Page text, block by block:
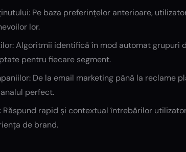
Pe baza preferințelor anterioare,
lor.
Algoritmii identifică în mod automat grupuri
pentru fiecare segment.
De la email marketing până la reclame
perfect.
rapid și contextual întrebărilor
de brand.